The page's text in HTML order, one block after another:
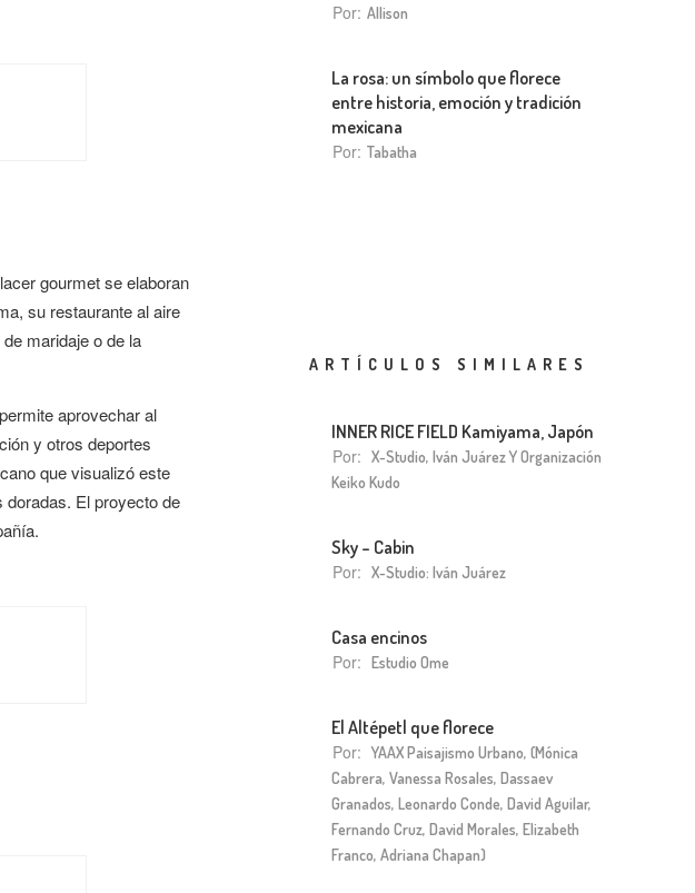
gourmet se elaboran
su restaurante al aire
maridaje o de la
aprovechar al
y otros deportes
que visualizó este
El proyecto de
Por: Allison
La rosa: un símbolo que florece
entre historia, emoción y tradición
mexicana
Por: Tabatha
ARTÍCULOS SIMILARES
INNER RICE FIELD Kamiyama, Japón
Por: X-Studio, Iván Juárez Y Organización
Keiko Kudo
Sky – Cabin
Por: X-Studio: Iván Juárez
Casa encinos
Por: Estudio Ome
El Altépetl que florece
Por: YAAX Paisajismo Urbano, (Mónica
Cabrera, Vanessa Rosales, Dassaev
Granados, Leonardo Conde, David Aguilar,
Fernando Cruz, David Morales, Elizabeth
Franco, Adriana Chapan)